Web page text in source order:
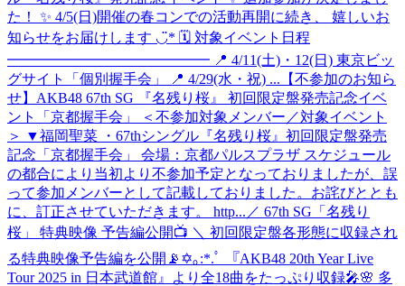
た！ ✨ 4/5(日)開催の春コンでの活動再開に続き、 嬉しいお
知らせをお届けします ◡̈* 🗓 対象イベント日程
━━━━━━━━━━━━━━ 📍 4/11(土)・12(日) 東京ビッ
グサイト「個別握手会」 📍 4/29(水・祝) ... 【不参加のお知ら
せ】AKB48 67th SG 『名残り桜』 初回限定盤発売記念イベ
ント「京都握手会」 ＜不参加対象メンバー／対象イベント
＞ ▼福岡聖菜 ・67thシングル『名残り桜』初回限定盤発売
記念「京都握手会」 会場：京都パルスプラザ スケジュール
の都合により当初より不参加予定となっておりましたが、誤
って参加メンバーとして記載しておりました。お詫びととも
に、訂正させていただきます。 http... ／ 67th SG「名残り
桜」 特典映像 予告編公開📺 ＼ 初回限定盤各形態に収録され
る特典映像予告編を公開📡✡｡:*.ﾟ 『AKB48 20th Year Live
Tour 2025 in 日本武道館』より全18曲をたっぷり収録🎤🌸 多